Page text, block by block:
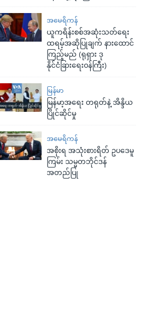
အမေရိကန်
ယူကရိန်းစစ်အဆုံးသတ်ရေး
ထရမ့်အဆိုပြုချက် နားထောင်
ကြည့်မည် (ရုရှား ဒု
နိုင်ငံခြားရေးဝန်ကြီး)
မြန်မာ
မြန်မာ့အရေး တရုတ်နဲ့ အိန္ဒိယ
ပြိုင်ဆိုင်မှု
အမေရိကန်
အစိုးရ အသုံးစားရိတ် ဥပဒေမူ
ကြမ်း သမ္မတဘိုင်ဒန်
အတည်ပြု